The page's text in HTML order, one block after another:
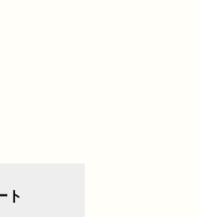
ト